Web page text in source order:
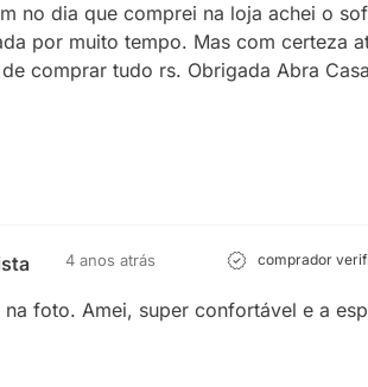
no dia que comprei na loja achei o
por muito tempo. Mas com certeza
comprar tudo rs. Obrigada Abra
4 anos atrás comprador
foto. Amei, super confortável e a